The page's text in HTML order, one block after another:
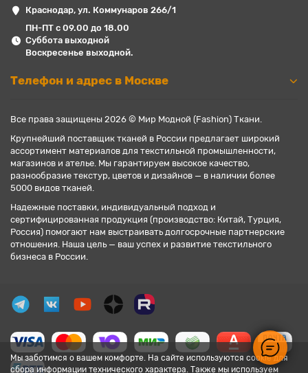
Мы заботимся о вашем комфорте. На сайте используются cookie для
сбора информации технического характера. Также мы используем
Краснодар, ул. Коммунаров 266/1
ПН-ПТ с 09.00 до 18.00
Суббота выходной
Воскресенье выходной.
Телефон и адрес в Москве
Все права защищены 2026 © Мир Модной (Fashion) Ткани.
Крупнейший поставщик тканей в России предлагает широкий
ассортимент материалов для текстильной промышленности,
магазинов и ателье. Мы гарантируем высокое качество,
разнообразие текстур, цветов и дизайнов — в наличии более
5000 видов тканей.
Надежные поставки, индивидуальный подход и
сертифицированная продукция (производство: Китай, Турция,
Россия) помогают нам выстраивать долгосрочные партнерские
отношения. Наша цель — ваш успех и развитие текстильного
бизнеса в России.